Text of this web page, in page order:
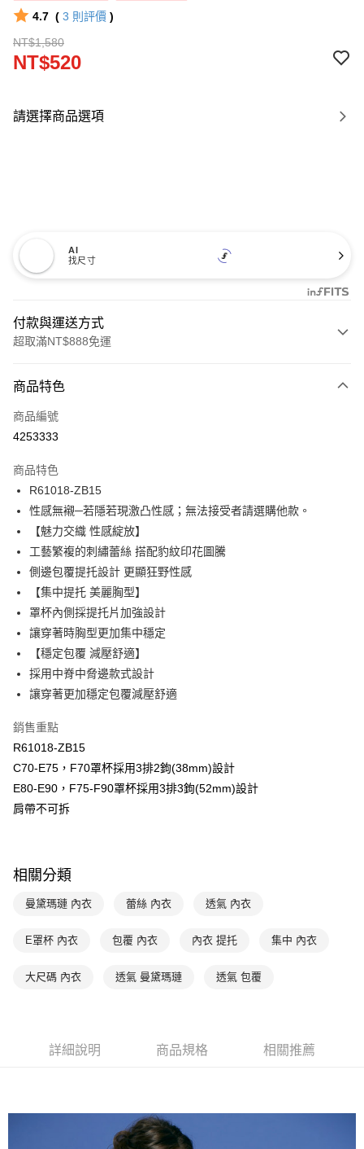
4.7 ( 3 則評價 )
NT$1,580
NT$520
請選擇商品選項
AI
找尺寸
付款與運送方式
超取滿NT$888免運
信用卡一次付款
信用卡分期付款
合作金庫商業銀行
華南商業銀行
上海商業儲蓄銀行
台北富邦商業銀行
國泰世華商業銀行
臺灣中小企業銀行
台中商業銀行
匯豐（台灣）商業銀行
聯邦商業銀行
元大商業銀行
玉山商業銀行
台新國際商業銀行
台灣樂天信用卡公司
LINE Pay
Apple Pay
悠遊付
AFTEE先享後付
相關說明
【關於「AFTEE先享後付」】
AFTEE先享後付是「在收到商品之後才付款」的支付方式。 讓您購物簡單
便利好安心！
２．便利：只要手機號碼，簡訊認證，即可結帳。
３．安心：先確認商品／服務後，再付款。
【「AFTEE先享後付」結帳流程】
１．於結帳方式選擇「AFTEE先享後付」後，將跳轉至「AFTEE先享後付」
結帳頁面，進行簡訊認證並確認金額後，即可完成結帳。
購買商品的店家。未經商家同意取消之訂單仍視為有效，需透過AFTEE先享
※ 交易是否成功請以「AFTEE先享後付 」之結帳頁面顯示為準，若有關於
客戶支援中心」
https://netprotections.freshdesk.com/support/home
１．透過由恩沛科技股份有限公司提供之「AFTEE先享後付」服務完成之交
３．未成年的使用者請事先徵得法定代理人或監護人之同意方可使用
時審查核予不同之上限額度；若仍有額度不足之情形，本公司將視審查結果
請求用戶進行身份認證。
５．嚴禁一人註冊多個帳號或使用他人資訊註冊。若發現惡意使用之情形，
運送方式
全家取貨付款$888免運-以PackAge+配客嘉循環箱包裝寄出
每筆NT$90，滿NT$888(含以上)免運費
付款後全家取貨$888免運-以PackAge+配客嘉循環箱包裝寄出
每筆NT$90，滿NT$1,000(含以上)免運費
付款後萊爾富取貨
每筆NT$90，滿NT$1,000(含以上)免運費
離島宅配
每筆NT$150，滿NT$2,000(含以上)免運費
商品特色
商品編號
4253333
商品特色
R61018-ZB15
性感無襯─若隱若現激凸性感；無法接受者請選購他款。
【魅力交織 性感綻放】
工藝繁複的刺繡蕾絲 搭配豹紋印花圖騰
側邊包覆提托設計 更顯狂野性感
【集中提托 美麗胸型】
罩杯內側採提托片加強設計
讓穿著時胸型更加集中穩定
【穩定包覆 減壓舒適】
採用中脊中脅邊款式設計
讓穿著更加穩定包覆減壓舒適
銷售重點
R61018-ZB15
C70-E75，F70罩杯採用3排2鉤(38mm)設計
E80-E90，F75-F90罩杯採用3排3鉤(52mm)設計
肩帶不可拆
相關分類
曼黛瑪璉 內衣 蕾絲 內衣 透氣 內衣
E罩杯 內衣 包覆 內衣 內衣 提托 集中 內衣
大尺碼 內衣 透氣 曼黛瑪璉 透氣 包覆
詳細說明 商品規格 相關推薦